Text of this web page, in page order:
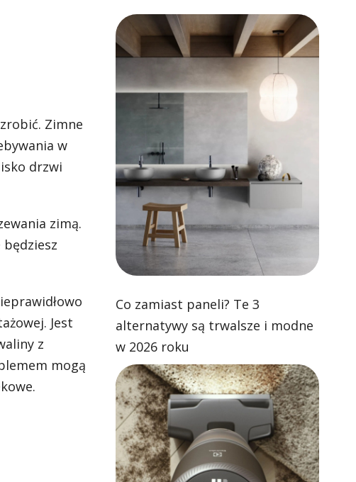
Zimne
w
drzwi
zimą.
Jest
z
mogą
Co zamiast paneli? Te 3
alternatywy są trwalsze i modne
w 2026 roku